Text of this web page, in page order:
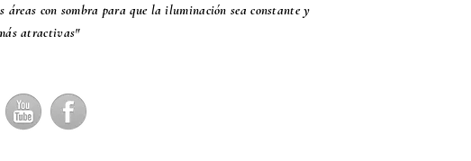
con sombra para que la iluminación sea constante y
atractivas"